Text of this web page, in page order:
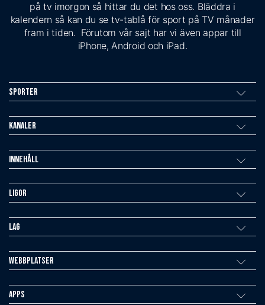
på tv imorgon så hittar du det hos oss. Bläddra i
kalendern så kan du se tv-tablå för sport på TV månader
fram i tiden. Förutom vår sajt har vi även appar till
iPhone, Android och iPad.
Sporter
Kanaler
Innehåll
Ligor
Lag
Webbplatser
Apps